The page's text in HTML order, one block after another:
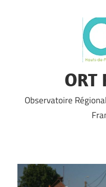
ORT
Observatoire